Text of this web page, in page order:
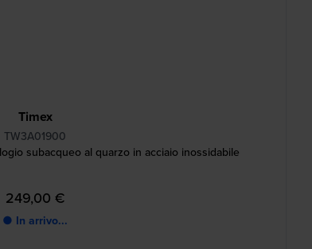
Timex
TW3A01900
subacqueo al quarzo in acciaio inossidabile
249,00 €
● In arrivo...